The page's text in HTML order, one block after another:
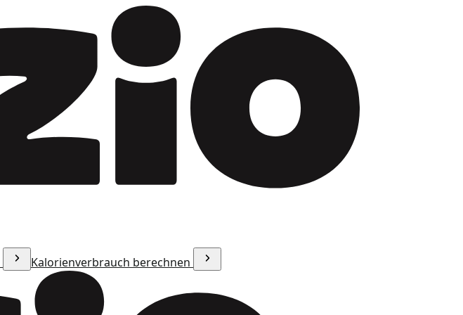
Kalorienverbrauch berechnen